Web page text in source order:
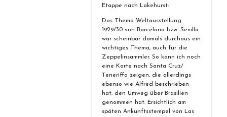
Etappe nach Lakehurst:
Das Thema Weltausstellung
1929/30 von Barcelona bzw. Sevilla
war scheinbar damals durchaus ein
wichtiges Thema, auch für die
Zeppelinsammler. So kann ich noch
eine Karte nach Santa Cruz/
Teneriffa zeigen, die allerdings
ebenso wie Alfred beschrieben
hat, den Umweg über Brasilien
genommen hat. Ersichtlich am
späten Ankunftsstempel von Las